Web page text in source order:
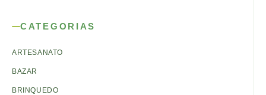
CATEGORIAS
ARTESANATO
BAZAR
BRINQUEDO